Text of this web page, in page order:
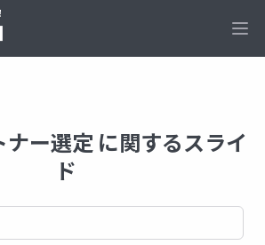
ー選定 に関するスライ
ド